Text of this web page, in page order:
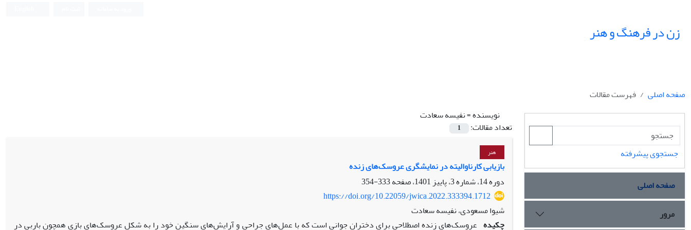
زن در فرهنگ و هنر
صفحه اصلی
فهرست مقالات
نویسنده =نفیسه سعادت
تعداد مقالات:
1
هنر
بازیابی کارناوالیته در نمایشگری عروسک‌های زنده
دوره 14، شماره 3، پاییز 1401، صفحه
333-354
https://doi.org/10.22059/jwica.2022.333394.1712
شیوا مسعودی، نفیسه سعادت
چکیده عروسک‌های زنده اصطلاحی برای دختران جوانی است که با عمل‌های جراحی و آرایش‌های سنگین خود را به شکل عروسک‌های بازی‌ همچون باربی در
جستجوی پیشرفته
صفحه اصلی
مرور